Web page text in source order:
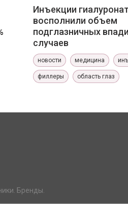
Инъекции
восполнили объем
подглазничных
случаев
новости медицина
филлеры область глаз
Бренды.